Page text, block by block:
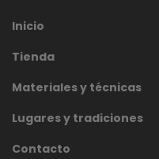
Inicio
Tienda
Materiales y técnicas
Lugares y tradiciones
Contacto